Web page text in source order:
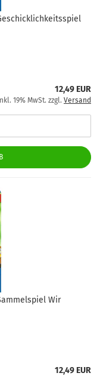
12,49 EUR
19% MwSt. zzgl. Versand
Wir
12,49 EUR